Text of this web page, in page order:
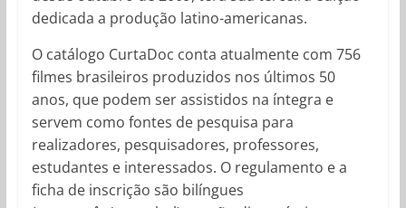
dedicada a produção latino-americanas.
O catálogo CurtaDoc conta atualmente com 756
filmes brasileiros produzidos nos últimos 50
anos, que podem ser assistidos na íntegra e
servem como fontes de pesquisa para
realizadores, pesquisadores, professores,
estudantes e interessados. O regulamento e a
ficha de inscrição são bilíngues